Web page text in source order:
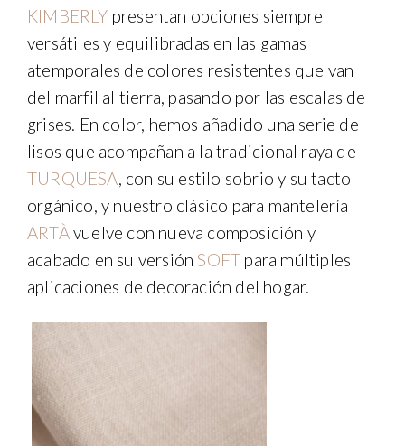
KIMBERLY presentan opciones siempre
versátiles y equilibradas en las gamas
atemporales de colores resistentes que van
del marfil al tierra, pasando por las escalas de
grises. En color, hemos añadido una serie de
lisos que acompañan a la tradicional raya de
TURQUESA, con su estilo sobrio y su tacto
orgánico, y nuestro clásico para mantelería
ARTÀvuelve con nueva composición y
acabado en su versiónSOFT para múltiples
aplicaciones de decoración del hogar.